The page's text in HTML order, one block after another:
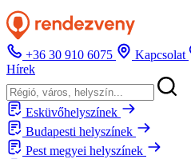
+36 30 910 6075 Kapcsolat
Hírek
Esküvőhelyszínek
Budapesti helyszínek
Pest megyei helyszínek